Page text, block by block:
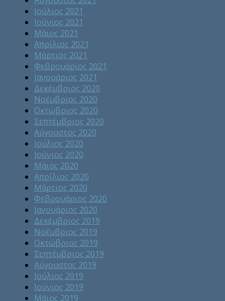
Ιούλιος 2021
Ιούνιος 2021
Μάιος 2021
Απρίλιος 2021
Μάρτιος 2021
Φεβρουάριος 2021
Ιανουάριος 2021
Δεκέμβριος 2020
Νοέμβριος 2020
Οκτώβριος 2020
Σεπτέμβριος 2020
Αύγουστος 2020
Ιούλιος 2020
Ιούνιος 2020
Μάιος 2020
Απρίλιος 2020
Μάρτιος 2020
Φεβρουάριος 2020
Ιανουάριος 2020
Δεκέμβριος 2019
Νοέμβριος 2019
Οκτώβριος 2019
Σεπτέμβριος 2019
Αύγουστος 2019
Ιούλιος 2019
Ιούνιος 2019
Μάιος 2019